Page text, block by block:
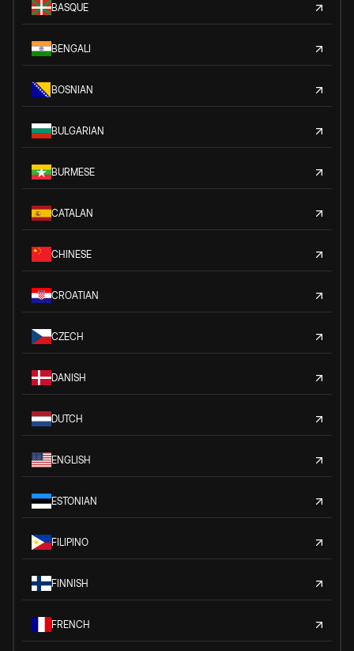
BASQUE
BENGALI
BOSNIAN
BULGARIAN
BURMESE
CATALAN
CHINESE
CROATIAN
CZECH
DANISH
DUTCH
ENGLISH
ESTONIAN
FILIPINO
FINNISH
FRENCH